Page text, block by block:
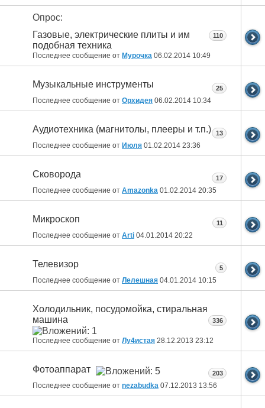
Опрос:
Газовые, электрические плиты и им
подобная техника
Последнее сообщение от Мурочка 06.02.2014 10:49
110
Музыкальные инструменты
Последнее сообщение от Орхидея 06.02.2014 10:34
25
Аудиотехника (магнитолы, плееры и т.п.)
Последнее сообщение от Июля 01.02.2014 23:36
13
Сковорода
Последнее сообщение от Amazonka 01.02.2014 20:35
17
Микроскоп
Последнее сообщение от Arti 04.01.2014 20:22
11
Телевизор
Последнее сообщение от Лелешная 04.01.2014 10:15
5
Холодильник, посудомойка, стиральная
машина
Последнее сообщение от Лу4истая 28.12.2013 23:12
336
Фотоаппарат
Последнее сообщение от nezabudka 07.12.2013 13:56
203